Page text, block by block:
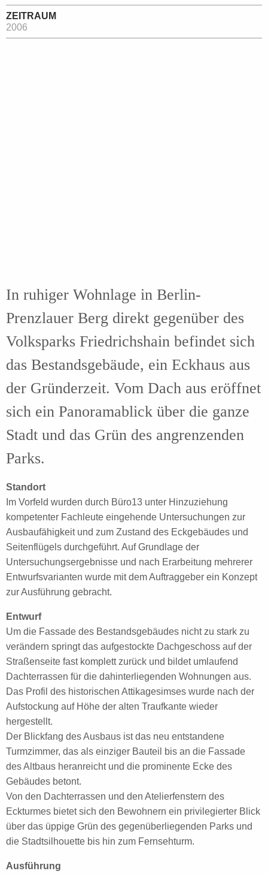
ZEITRAUM
2006
In ruhiger Wohnlage in Berlin-
Prenzlauer Berg direkt gegenüber des
Volksparks Friedrichshain befindet sich
das Bestandsgebäude, ein Eckhaus aus
der Gründerzeit. Vom Dach aus eröffnet
sich ein Panoramablick über die ganze
Stadt und das Grün des angrenzenden
Parks.
Standort
Im Vorfeld wurden durch Büro13 unter Hinzuziehung
kompetenter Fachleute eingehende Untersuchungen zur
Ausbaufähigkeit und zum Zustand des Eckgebäudes und
Seitenflügels durchgeführt. Auf Grundlage der
Untersuchungsergebnisse und nach Erarbeitung mehrerer
Entwurfsvarianten wurde mit dem Auftraggeber ein Konzept
zur Ausführung gebracht.
Entwurf
Um die Fassade des Bestandsgebäudes nicht zu stark zu
verändern springt das aufgestockte Dachgeschoss auf der
Straßenseite fast komplett zurück und bildet umlaufend
Dachterrassen für die dahinterliegenden Wohnungen aus.
Das Profil des historischen Attikagesimses wurde nach der
Aufstockung auf Höhe der alten Traufkante wieder
hergestellt.
Der Blickfang des Ausbaus ist das neu entstandene
Turmzimmer, das als einziger Bauteil bis an die Fassade
des Altbaus heranreicht und die prominente Ecke des
Gebäudes betont.
Von den Dachterrassen und den Atelierfenstern des
Eckturmes bietet sich den Bewohnern ein privilegierter Blick
über das üppige Grün des gegenüberliegenden Parks und
die Stadtsilhouette bis hin zum Fernsehturm.
Ausführung